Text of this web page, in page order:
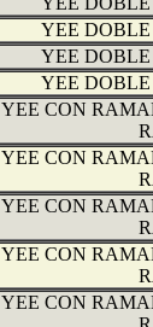
YEE
YEE
YEE
YEE CON
YEE CON
YEE CON
YEE CON
YEE CON